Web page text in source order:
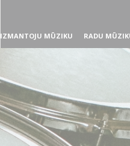
IZMANTOJU MŪZIKU RADU